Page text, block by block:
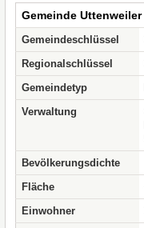
Gemeinde Uttenweiler
Gemeindeschlüssel
Regionalschlüssel
Gemeindetyp
Verwaltung
Bevölkerungsdichte
Fläche
Einwohner